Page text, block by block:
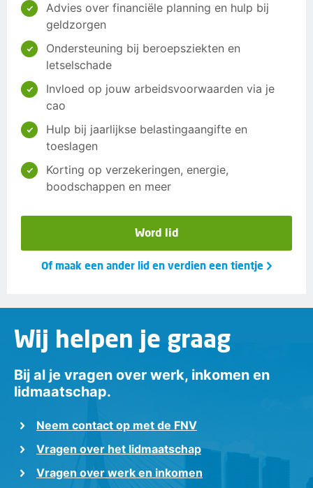
Advies over financiële planning en hulp bij
geldzorgen
Ondersteuning bij beroepsziekten en
letselschade
Invloed op jouw arbeidsvoorwaarden via je
cao
Hulp bij jaarlijkse belastingaangifte en
toeslagen
Korting op verzekeringen, energie,
boodschappen en meer
Word lid
Of maak een ander lid en verdien een tientje
Wij helpen je graag
Bij al je vragen over werk, inkomen en
lidmaatschap.
Neem contact op met de FNV
Vragen over het lidmaatschap
Vragen over werk en inkomen